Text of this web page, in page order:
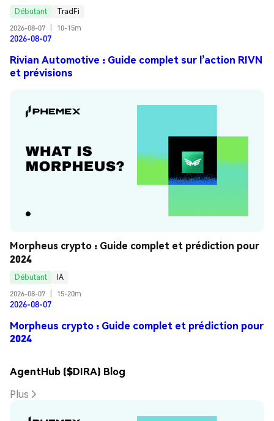
Débutant
TradFi
2026-08-07
10-15m
2026-08-07
Rivian Automotive : Guide complet sur l’action RIVN
et prévisions
Morpheus crypto : Guide complet et prédiction pour
2024
Débutant
IA
2026-08-07
15-20m
2026-08-07
Morpheus crypto : Guide complet et prédiction pour
2024
AgentHub ($DIRA) Blog
Plus